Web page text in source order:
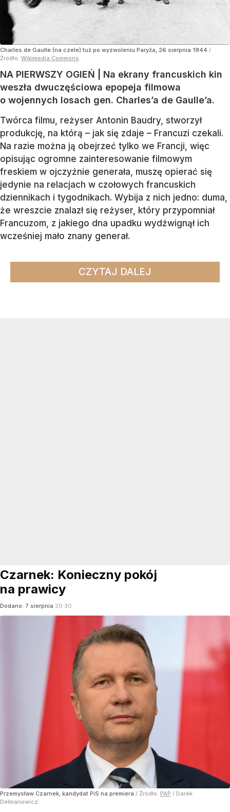
Charles de Gaulle (na czele) tuż po wyzwoleniu Paryża, 26 sierpnia 1944 /
Źródło: Wikimedia Commons
NA PIERWSZY OGIEŃ | Na ekrany francuskich kin
weszła dwuczęściowa epopeja filmowa
o wojennych losach gen. Charles’a de Gaulle’a.
Twórca filmu, reżyser Antonin Baudry, stworzył
produkcję, na którą – jak się zdaje – Francuzi czekali.
Na razie można ją obejrzeć tylko we Francji, więc
opisując ogromne zainteresowanie filmowym
freskiem w ojczyźnie generała, muszę opierać się
jedynie na relacjach w czołowych francuskich
dziennikach i tygodnikach. Wybija z nich jedno: duma,
że wreszcie znalazł się reżyser, który przypomniał
Francuzom, z jakiego dna upadku wydźwignął ich
wcześniej mało znany generał.
CZYTAJ DALEJ
Czarnek: Konieczny pokój
na prawicy
Dodano: 7 sierpnia 20:30
Przemysław Czarnek, kandydat PiS na premiera / Źródło: PAP / Darek
Delmanowicz